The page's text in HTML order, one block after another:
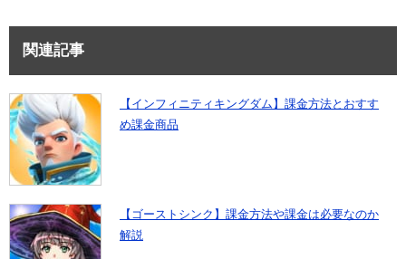
関連記事
【インフィニティキングダム】課金方法とおすす
め課金商品
【ゴーストシンク】課金方法や課金は必要なのか
解説